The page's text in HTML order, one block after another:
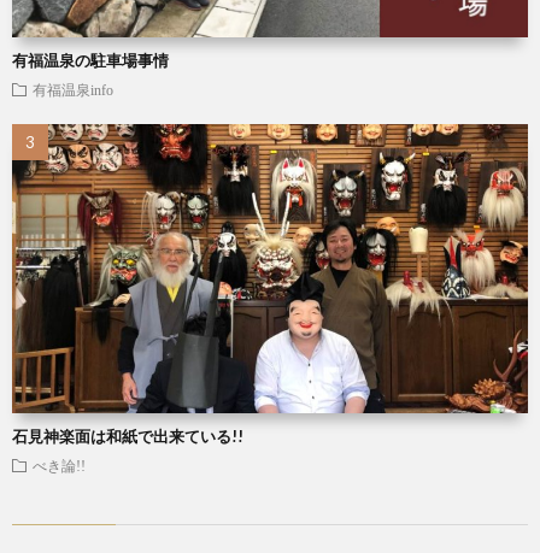
有福温泉の駐車場事情
有福温泉info
石見神楽面は和紙で出来ている!!
べき論!!